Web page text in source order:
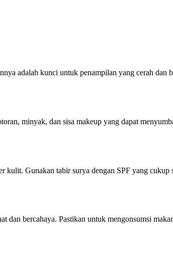
adalah kunci untuk penampilan yang cerah dan
minyak, dan sisa makeup yang dapat
Gunakan tabir surya dengan SPF yang
bercahaya. Pastikan untuk mengonsumsi